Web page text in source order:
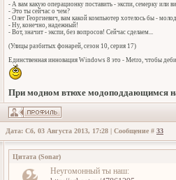
- А вам какую операционку поставить - экспи, семерку или
- Это ты сейчас о чем?
- Олег Георгиевич, вам какой компьютер хотелось бы -
- Ну, конечно, надежный!
- Вот, значит - экспи, без вопросов! Сейчас сделаем...
(Улицы разбитых фонарей, сезон 10, серия 17)
Единственная инновация Windows 8 это - Metro, чтобы
При модном втюхе модоподдающимся
Дата: Сб, 03 Августа 2013, 17:28 | Сообщение # 33
Цитата (Sonar)
Неугомонный ты наш: